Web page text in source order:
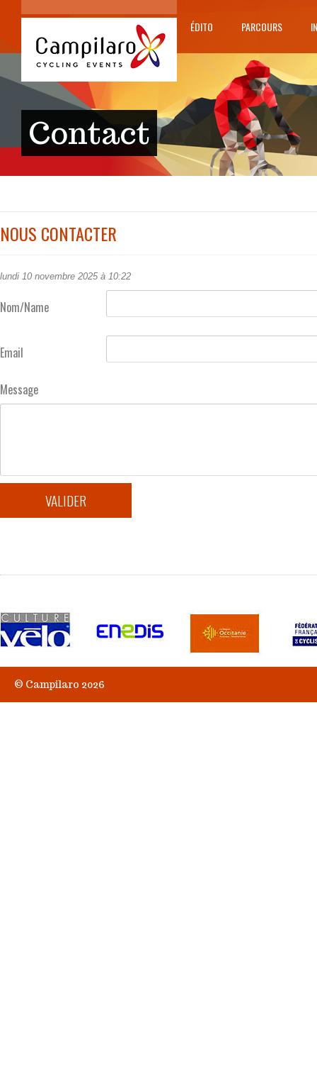
ÉDITO PARCOURS
Contact
NOUS CONTACTER
lundi 10 novembre 2025 à 10:22
Nom/Name
Email
Message
VALIDER
© Campilaro 2026